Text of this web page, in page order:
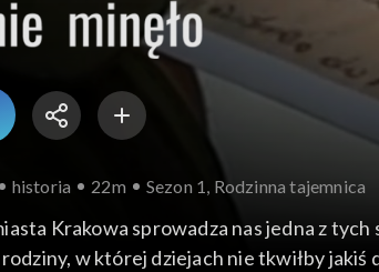
historia 22m Sezon 1, Rodzinna tajemnica
Krakowa sprowadza nas jedna z
rodziny, w której dziejach nie tkwiłby